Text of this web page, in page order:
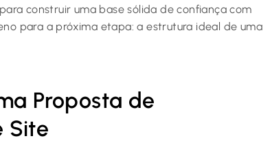
construir uma base sólida de confiança com
para a próxima etapa: a estrutura ideal de uma
Proposta de
Site